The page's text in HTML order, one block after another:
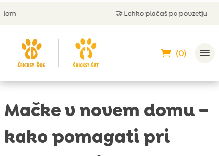
Lahko plačaš po povzetju
(0)
Mačke v novem domu –
kako pomagati pri